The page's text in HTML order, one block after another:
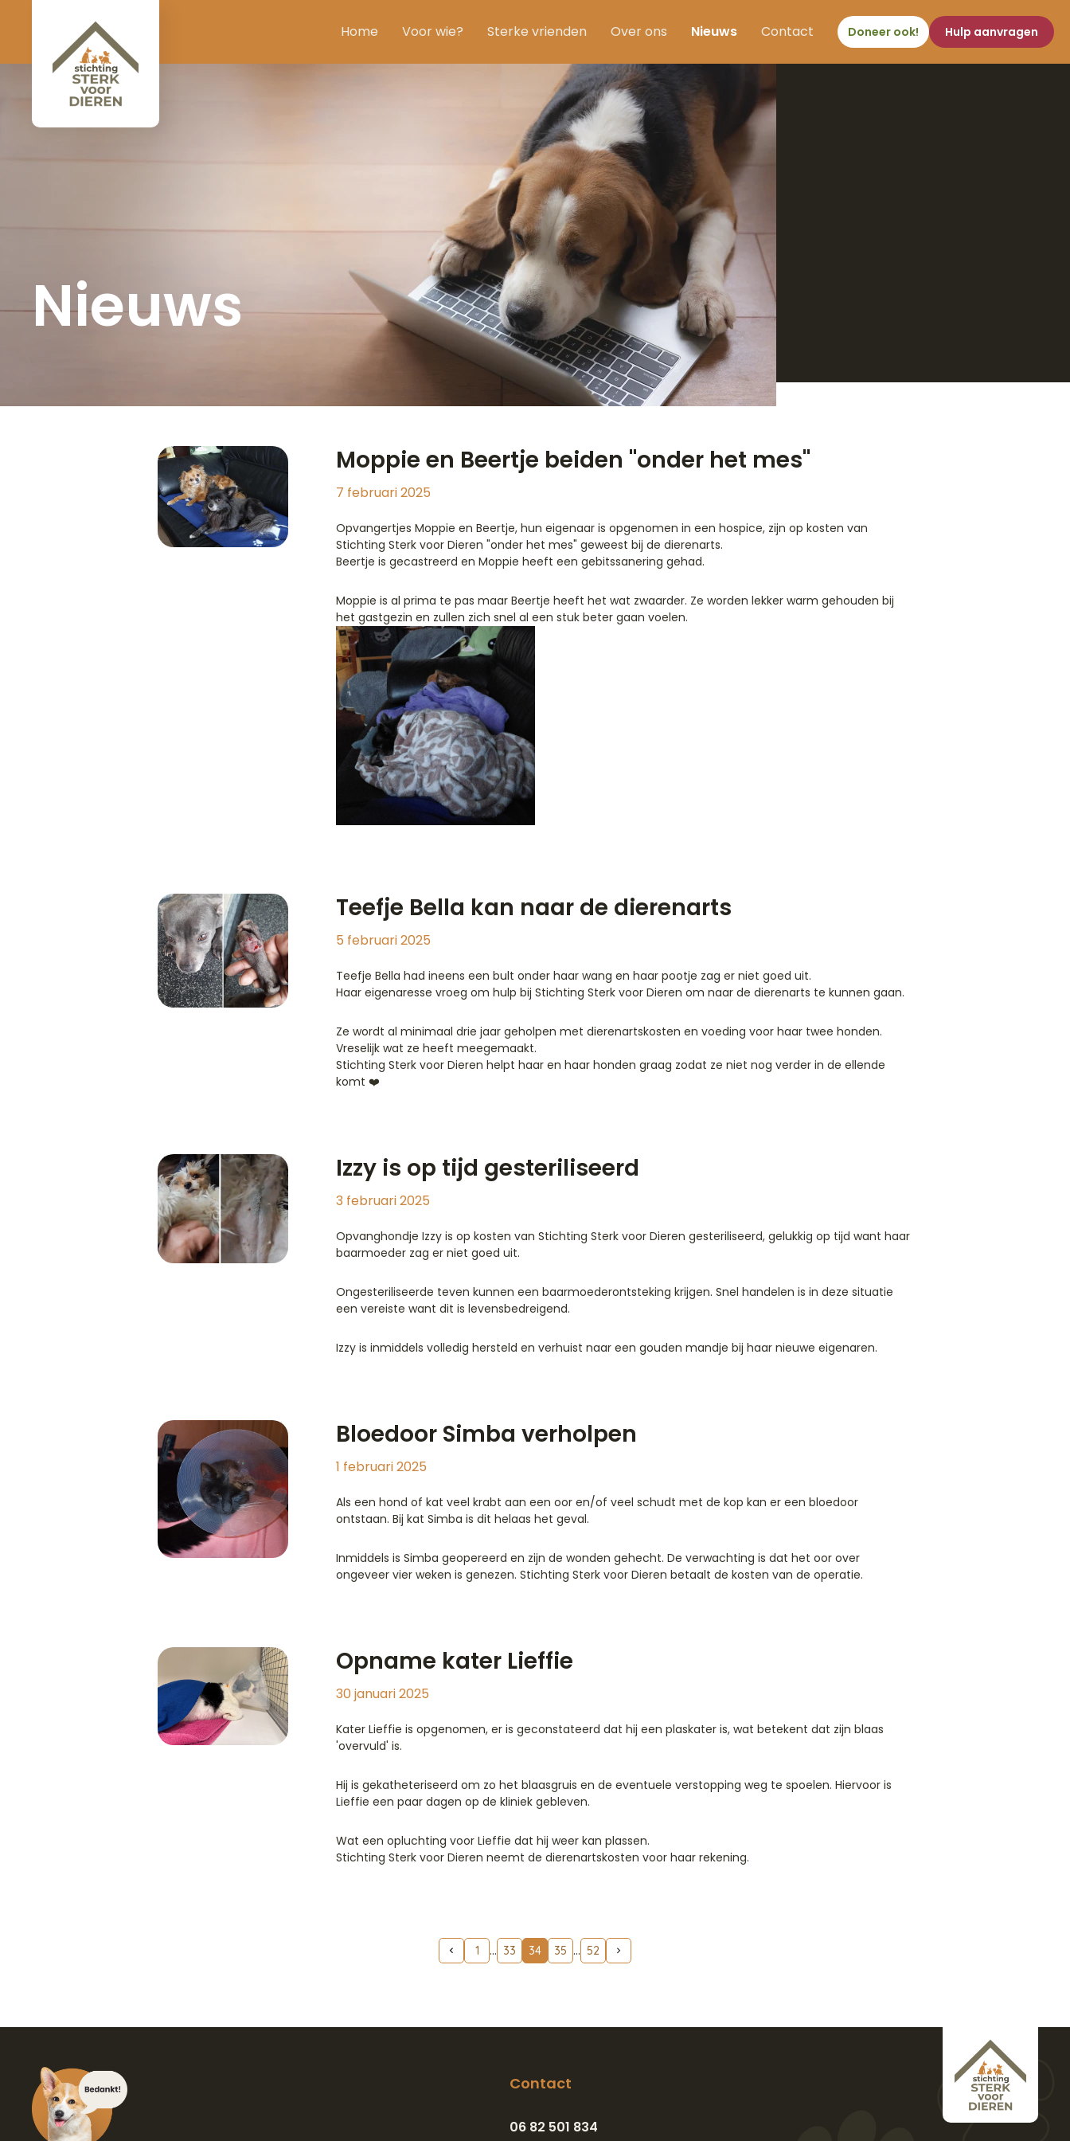
Home Voor wie? Sterke vrienden Over ons Nieuws Contact Doneer ook! Hulp aanvragen
Nieuws
Moppie en Beertje beiden "onder het mes"
7 februari 2025
Opvangertjes Moppie en Beertje, hun eigenaar is opgenomen in een hospice, zijn op kosten van
Stichting Sterk voor Dieren "onder het mes" geweest bij de dierenarts.
Beertje is gecastreerd en Moppie heeft een gebitssanering gehad.
Moppie is al prima te pas maar Beertje heeft het wat zwaarder. Ze worden lekker warm gehouden bij
het gastgezin en zullen zich snel al een stuk beter gaan voelen.
Teefje Bella kan naar de dierenarts
5 februari 2025
Teefje Bella had ineens een bult onder haar wang en haar pootje zag er niet goed uit.
Haar eigenaresse vroeg om hulp bij Stichting Sterk voor Dieren om naar de dierenarts te kunnen gaan.
Ze wordt al minimaal drie jaar geholpen met dierenartskosten en voeding voor haar twee honden.
Vreselijk wat ze heeft meegemaakt.
Stichting Sterk voor Dieren helpt haar en haar honden graag zodat ze niet nog verder in de ellende
komt ❤️
Izzy is op tijd gesteriliseerd
3 februari 2025
Opvanghondje Izzy is op kosten van Stichting Sterk voor Dieren gesteriliseerd, gelukkig op tijd want haar
baarmoeder zag er niet goed uit.
Ongesteriliseerde teven kunnen een baarmoederontsteking krijgen. Snel handelen is in deze situatie
een vereiste want dit is levensbedreigend.
Izzy is inmiddels volledig hersteld en verhuist naar een gouden mandje bij haar nieuwe eigenaren.
Bloedoor Simba verholpen
1 februari 2025
Als een hond of kat veel krabt aan een oor en/of veel schudt met de kop kan er een bloedoor
ontstaan. Bij kat Simba is dit helaas het geval.
Inmiddels is Simba geopereerd en zijn de wonden gehecht. De verwachting is dat het oor over
ongeveer vier weken is genezen. Stichting Sterk voor Dieren betaalt de kosten van de operatie.
Opname kater Lieffie
30 januari 2025
Kater Lieffie is opgenomen, er is geconstateerd dat hij een plaskater is, wat betekent dat zijn blaas
'overvuld' is.
Hij is gekatheteriseerd om zo het blaasgruis en de eventuele verstopping weg te spoelen. Hiervoor is
Lieffie een paar dagen op de kliniek gebleven.
Wat een opluchting voor Lieffie dat hij weer kan plassen.
Stichting Sterk voor Dieren neemt de dierenartskosten voor haar rekening.
1 33 34 35 52
Contact
06 82 501 834